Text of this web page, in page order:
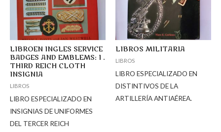
LIBROEN INGLES SERVICE
BADGES AND EMBLEMS: I .
THIRD REICH CLOTH
INSIGNIA
LIBROS
LIBRO ESPECIALIZADO EN
INSIGNIAS DE UNIFORMES
DEL TERCER REICH
LIBROS MILITARIA
LIBROS
LIBRO ESPECIALIZADO EN
DISTINTIVOS DE LA
ARTILLERÍA ANTIAÉREA.